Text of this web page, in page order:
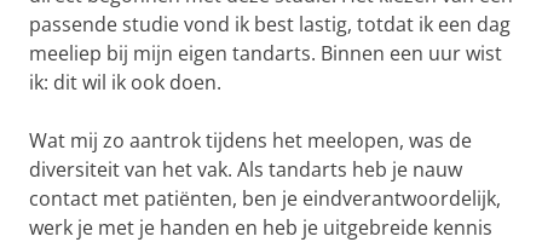
passende studie vond ik best lastig, totdat ik een dag
meeliep bij mijn eigen tandarts. Binnen een uur wist
ik: dit wil ik ook doen.
Wat mij zo aantrok tijdens het meelopen, was de
diversiteit van het vak. Als tandarts heb je nauw
contact met patiënten, ben je eindverantwoordelijk,
werk je met je handen en heb je uitgebreide kennis